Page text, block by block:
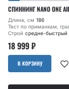
СПИННИНГ NANO ONE
Длина, см 186
Тест по приманкам,
Строй средне-быстрый
18 999₽
В КОРЗИНУ